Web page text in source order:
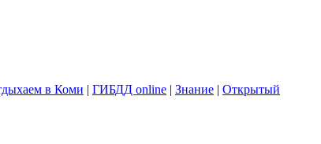
в Коми | ГИБДД online | Знание | Открытый